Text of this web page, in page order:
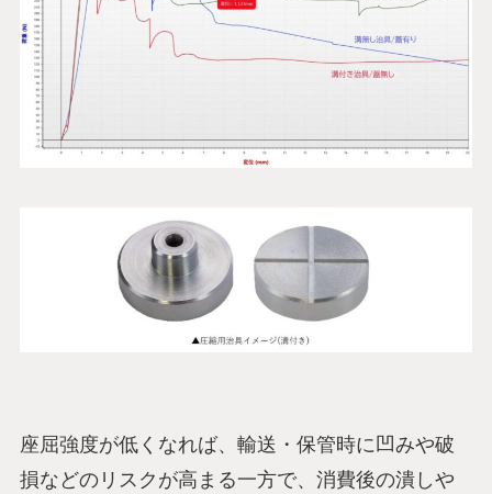
座屈強度が低くなれば、輸送・保管時に凹みや破
損などのリスクが高まる一方で、消費後の潰しや